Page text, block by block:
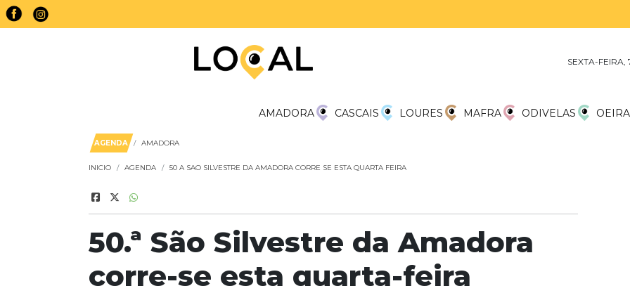
SEXTA-
AMADORA CASCAIS LOURES MAFRA ODIVELAS
AGENDA AMADORA
INICIO AGENDA 50 A SAO SILVESTRE DA AMADORA CORRE SE ESTA QUARTA FEIRA
50.ª São Silvestre da Amadora
corre-se esta quarta-feira